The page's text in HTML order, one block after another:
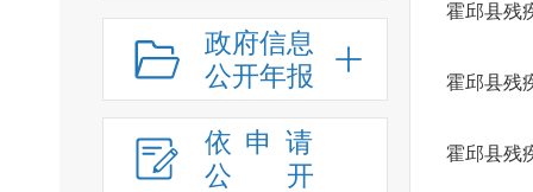
政府信息
公开年报
依申请
公
开
霍邱县残
霍邱县残
霍邱县残